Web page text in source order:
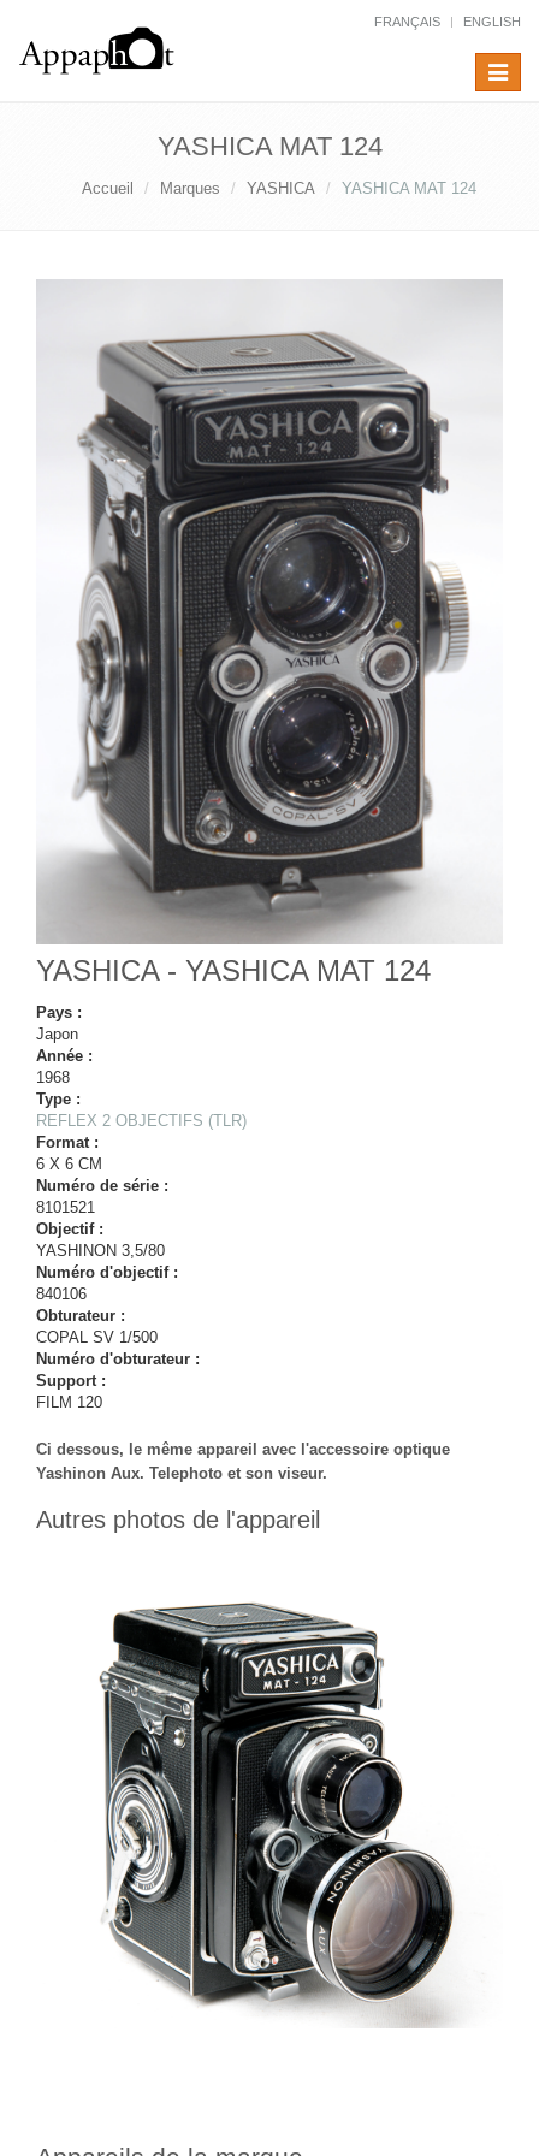
FRANÇAIS ENGLISH
Toggle
YASHICA MAT 124
Accueil Marques YASHICA YASHICA MAT 124
YASHICA - YASHICA MAT 124
Pays :
Japon
Année :
1968
Type :
REFLEX 2 OBJECTIFS (TLR)
Format :
6 X 6 CM
Numéro de série :
8101521
Objectif :
YASHINON 3,5/80
Numéro d'objectif :
840106
Obturateur :
COPAL SV 1/500
Numéro d'obturateur :
Support :
FILM 120
Ci dessous, le même appareil avec l'accessoire optique
Yashinon Aux. Telephoto et son viseur.
Autres photos de l'appareil